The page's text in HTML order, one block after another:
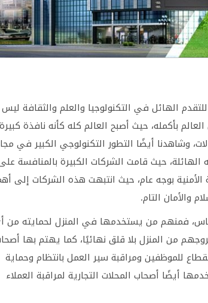
الهائل في التكنولوجيا والعلم والثقافة ليس
بأكمله، حيث أصبح العالم كله كأنه نافذة كبيرة
وشاهدنا أيضًا التطور التكنولوجي الكبير في
الهائلة، حيث قامت الشركات الكبيرة بالمنافسة
الأمنية بوجه عام، حيث انتبهت هذه الشركات إلى
والأمان التام.
فمنهم من يستخدمها في المنزل لحمايته من
من المنزل بلا قلق نهائيًا، كما يهتم بها
للموظفين ومراقبة سير العمل بانتظام وحماية
أيضًا أصحاب المحلات التجارية لمراقبة العملاء